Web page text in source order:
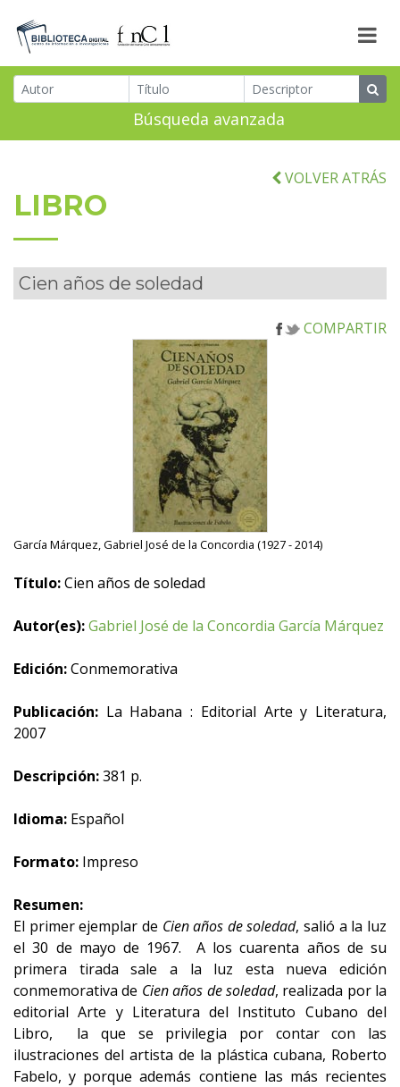
Búsqueda avanzada
VOLVER ATRÁS
LIBRO
Cien años de soledad
COMPARTIR
García Márquez, Gabriel José de la Concordia (1927 - 2014)
Título:Cien años de soledad
Autor(es):Gabriel José de la Concordia García Márquez
Edición:Conmemorativa
Publicación: La Habana : Editorial Arte y Literatura,
2007
Descripción:381 p.
Idioma: Español
Formato: Impreso
Resumen:
El primer ejemplar de Cien años de soledad, salió a la luz
el 30 de mayo de 1967. A los cuarenta años de su
primera tirada sale a la luz esta nueva edición
conmemorativa de Cien años de soledad, realizada por la
editorial Arte y Literatura del Instituto Cubano del
Libro, la que se privilegia por contar con las
ilustraciones del artista de la plástica cubana, Roberto
Fabelo, y porque además contiene las más recientes